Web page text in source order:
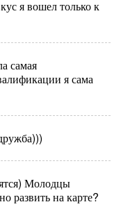
я вошел только к
самая
я сама
Молодцы
развить на карте?